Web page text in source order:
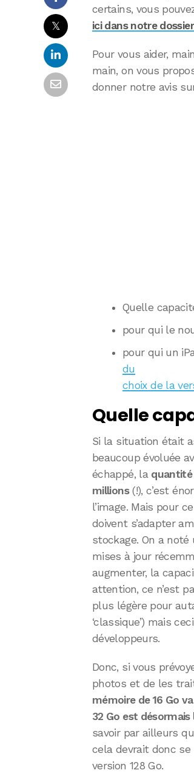
𝕏
certains, vous
ici dans notre
Pour vous aider,
main, on vous
donner notre avis
Quelle
pour qui le
pour qui un
du
choix de la
Quelle
Si la situation était
beaucoup évoluée
échappé, la quantité
millions(!), c’est
l’image. Mais pour
doivent s’adapter
stockage. On a
mises à jour
augmenter, la
attention, ce n’est
plus légère pour
‘classique’) mais
développeurs.
Donc, si vous
photos et de les
mémoire de 16 Go
32 Go est
savoir par ailleurs
cela devrait donc se
version 128 Go.